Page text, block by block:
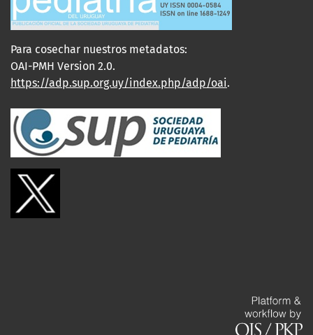
Para cosechar nuestros metadatos:
OAI-PMH Version 2.0.
https://adp.sup.org.uy/index.php/adp/oai.